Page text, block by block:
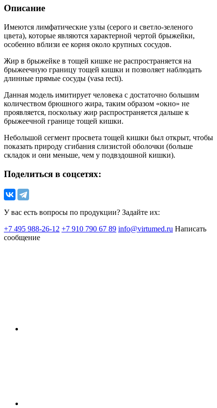
Описание
Имеются лимфатические узлы (серого и светло-зеленого
цвета), которые являются характерной чертой брыжейки,
особенно вблизи ее корня около крупных сосудов.
Жир в брыжейке в тощей кишке не распространяется на
брыжеечную границу тощей кишки и позволяет наблюдать
длинные прямые сосуды (vasa recti).
Данная модель имитирует человека с достаточно большим
количеством брюшного жира, таким образом «окно» не
проявляется, поскольку жир распространяется дальше к
брыжеечной границе тощей кишки.
Небольшой сегмент просвета тощей кишки был открыт, чтобы
показать природу сгибания слизистой оболочки (больше
складок и они меньше, чем у подвздошной кишки).
Поделиться в соцсетях:
У вас есть вопросы по продукции? Задайте их:
+7 495 988-26-12 +7 910 790 67 89 info@virtumed.ru Написать
сообщение